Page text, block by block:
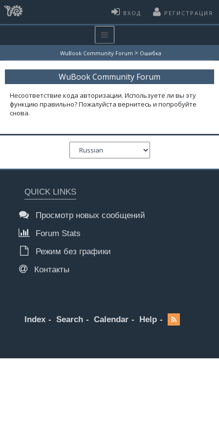
ВХОД РЕГИСТРАЦИЯ
WuBook Community Forum > Ошибка
WuBook Community Forum
Несоответствие кода авторизации. Используете ли вы эту
функцию правильно? Пожалуйста вернитесь и попробуйте
снова.
QUICK LINKS
Просмотр новых сообщений
Forum Stats
Режим без графики
Контакты
Index Search Calendar Help